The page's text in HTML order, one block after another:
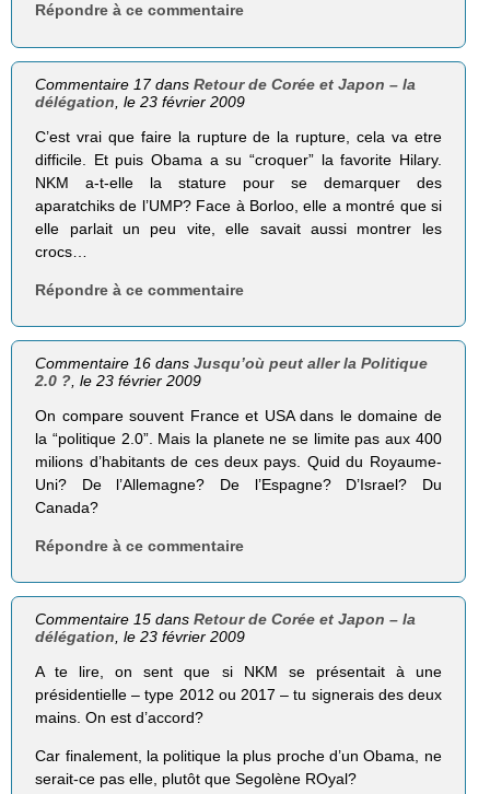
Répondre à ce commentaire
Commentaire 17 dansRetour de Corée et Japon – la
délégation , le 23 février 2009
C’est vrai que faire la rupture de la rupture, cela va etre
difficile. Et puis Obama a su “croquer” la favorite Hilary.
NKM a-t-elle la stature pour se demarquer des
aparatchiks de l’UMP? Face à Borloo, elle a montré que si
elle parlait un peu vite, elle savait aussi montrer les
crocs…
Répondre à ce commentaire
Commentaire 16 dansJusqu’où peut aller la Politique
2.0 ? , le 23 février 2009
On compare souvent France et USA dans le domaine de
la “politique 2.0”. Mais la planete ne se limite pas aux 400
milions d’habitants de ces deux pays. Quid du Royaume-
Uni? De l’Allemagne? De l’Espagne? D’Israel? Du
Canada?
Répondre à ce commentaire
Commentaire 15 dansRetour de Corée et Japon – la
délégation , le 23 février 2009
A te lire, on sent que si NKM se présentait à une
présidentielle – type 2012 ou 2017 – tu signerais des deux
mains. On est d’accord?
Car finalement, la politique la plus proche d’un Obama, ne
serait-ce pas elle, plutôt que Segolène ROyal?